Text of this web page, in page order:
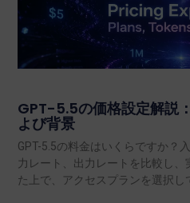
GPT-5.5の価格設定解説
よび背景
GPT-5.5の料金はいくらですか？
力レート、出力レートを比較し、
た上で、アクセスプランを選択し